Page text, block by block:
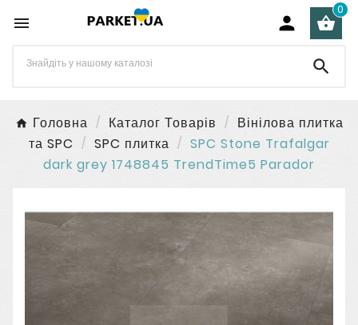
  
0

Головна Каталог Товарів
Вінілова плитка
та SPC
SPC плитка
SPC Stone Trafalgar
dark grey 1748845 TrendTime5 Parador